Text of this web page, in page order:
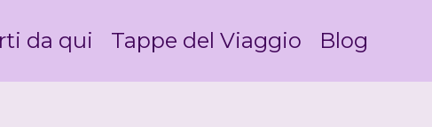
da qui Tappe del Viaggio Blog